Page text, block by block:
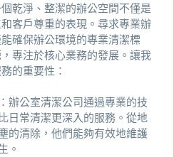
乾淨、整潔的辦公空間不僅是
客戶尊重的表現。尋求專業辦
確保辦公環境的專業清潔標
專注於核心業務的發展。讓我
的重要性：
：辦公室清潔公司通過專業的技
日常清潔更深入的服務。從地
的清除，他們能夠有效地維護
。